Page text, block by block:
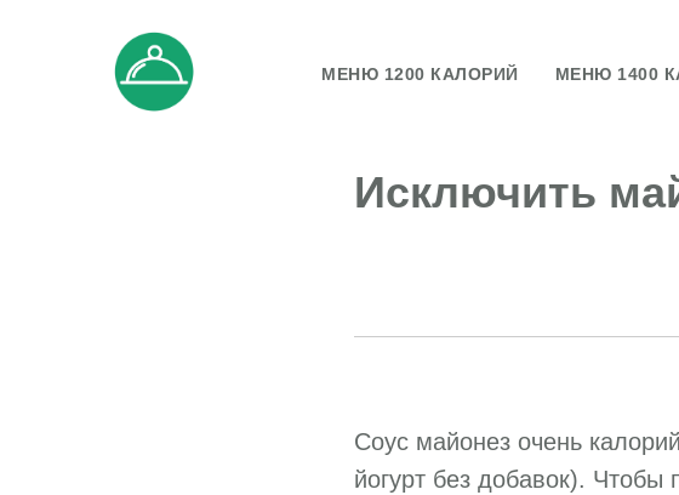
МЕНЮ 1200 КАЛОРИЙ МЕНЮ 1400
Исключить
Соус майонез очень
йогурт без добавок).